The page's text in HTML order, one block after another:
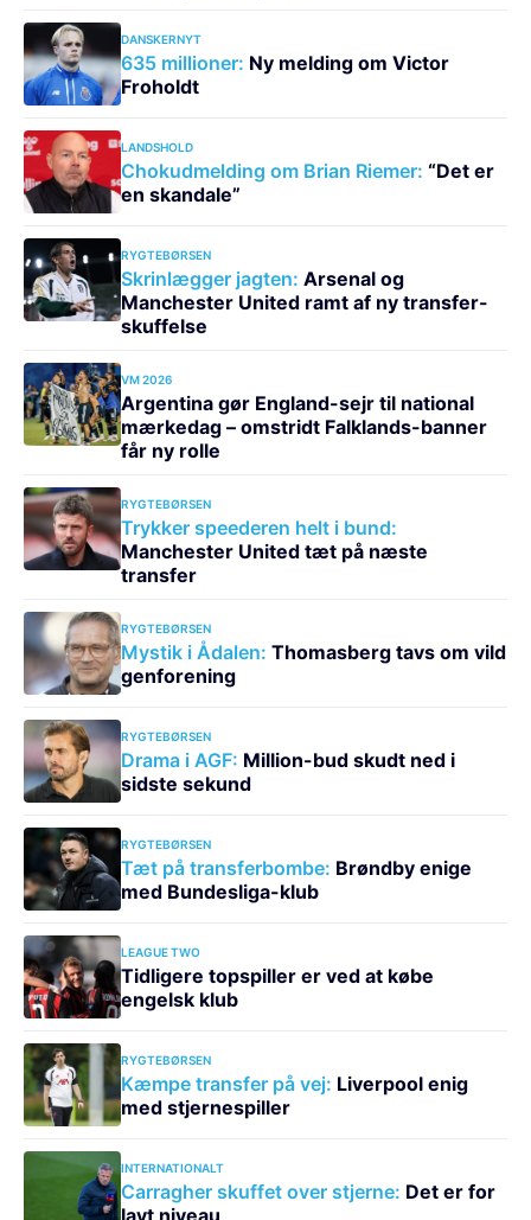
DANSKERNYT
635 millioner: Ny melding om Victor
Froholdt
LANDSHOLD
Chokudmelding om Brian Riemer: “Det er
en skandale”
RYGTEBØRSEN
Skrinlægger jagten: Arsenal og
Manchester United ramt af ny transfer-
skuffelse
VM 2026
Argentina gør England-sejr til national
mærkedag – omstridt Falklands-banner
får ny rolle
RYGTEBØRSEN
Trykker speederen helt i bund:
Manchester United tæt på næste
transfer
RYGTEBØRSEN
Mystik i Ådalen: Thomasberg tavs om vild
genforening
RYGTEBØRSEN
Drama i AGF: Million-bud skudt ned i
sidste sekund
RYGTEBØRSEN
Tæt på transferbombe: Brøndby enige
med Bundesliga-klub
LEAGUE TWO
Tidligere topspiller er ved at købe
engelsk klub
RYGTEBØRSEN
Kæmpe transfer på vej: Liverpool enig
med stjernespiller
INTERNATIONALT
Carragher skuffet over stjerne: Det er for